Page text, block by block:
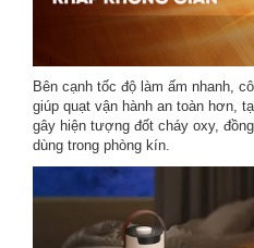
Bên cạnh tốc độ làm ấm nhanh,
giúp quạt vận hành an toàn hơn,
gây hiện tượng đốt cháy oxy,
dùng trong phòng kín.